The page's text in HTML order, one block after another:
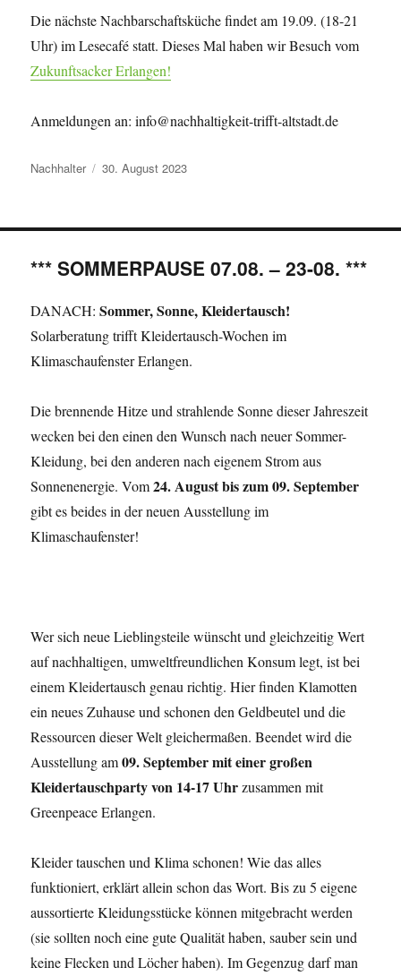
Die nächste Nachbarschaftsküche findet am 19.09. (18-21
Uhr) im Lesecafé statt. Dieses Mal haben wir Besuch vom
Zukunftsacker Erlangen!
Anmeldungen an: info@nachhaltigkeit-trifft-altstadt.de
Autor
Nachhalter
Veröffentlicht
30. August 2023
*** SOMMERPAUSE 07.08. – 23-08. ***
DANACH:Sommer, Sonne, Kleidertausch!
Solarberatung trifft Kleidertausch-Wochen im
Klimaschaufenster Erlangen.
Die brennende Hitze und strahlende Sonne dieser Jahreszeit
wecken bei den einen den Wunsch nach neuer Sommer-
Kleidung, bei den anderen nach eigenem Strom aus
Sonnenenergie. Vom24. August bis zum 09. September
gibt es beides in der neuen Ausstellung im
Klimaschaufenster!
Wer sich neue Lieblingsteile wünscht und gleichzeitig Wert
auf nachhaltigen, umweltfreundlichen Konsum legt, ist bei
einem Kleidertausch genau richtig. Hier finden Klamotten
ein neues Zuhause und schonen den Geldbeutel und die
Ressourcen dieser Welt gleichermaßen. Beendet wird die
Ausstellung am09. September mit einer großen
Kleidertauschparty von 14-17 Uhrzusammen mit
Greenpeace Erlangen.
Kleider tauschen und Klima schonen! Wie das alles
funktioniert, erklärt allein schon das Wort. Bis zu 5 eigene
aussortierte Kleidungsstücke können mitgebracht werden
(sie sollten noch eine gute Qualität haben, sauber sein und
keine Flecken und Löcher haben). Im Gegenzug darf man